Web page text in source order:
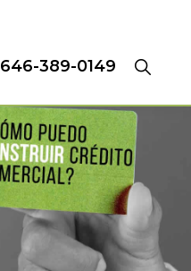
646-389-0149